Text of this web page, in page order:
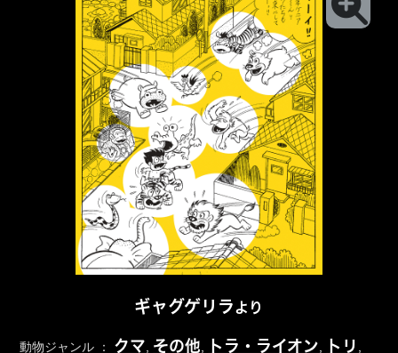
ギャグゲリラより
動物ジャンル ： クマ その他 トラ・ライオン トリ